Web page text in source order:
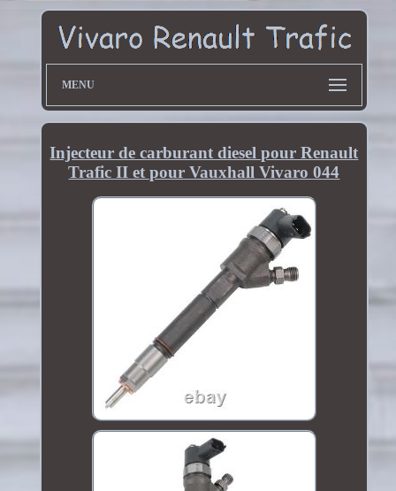
MENU
Injecteur de carburant diesel pour Renault
Trafic II et pour Vauxhall Vivaro 044